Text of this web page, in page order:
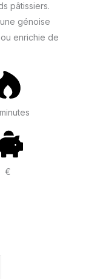
pâtissiers.
génoise
enrichie de
€